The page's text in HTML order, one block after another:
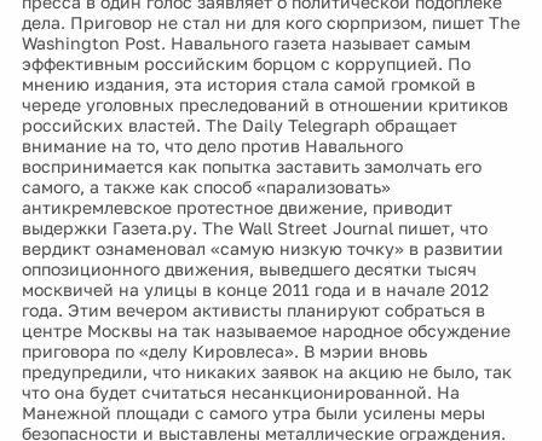
дела. Приговор не стал ни для кого сюрпризом, пишет The
Washington Post. Навального газета называет самым
эффективным российским борцом с коррупцией. По
мнению издания, эта история стала самой громкой в
череде уголовных преследований в отношении критиков
российских властей. The Daily Telegraph обращает
внимание на то, что дело против Навального
воспринимается как попытка заставить замолчать его
самого, а также как способ «парализовать»
антикремлевское протестное движение, приводит
выдержки Газета.ру. The Wall Street Journal пишет, что
вердикт ознаменовал «самую низкую точку» в развитии
оппозиционного движения, выведшего десятки тысяч
москвичей на улицы в конце 2011 года и в начале 2012
года. Этим вечером активисты планируют собраться в
центре Москвы на так называемое народное обсуждение
приговора по «делу Кировлеса». В мэрии вновь
предупредили, что никаких заявок на акцию не было, так
что она будет считаться несанкционированной. На
Манежной площади с самого утра были усилены меры
безопасности и выставлены металлические ограждения.